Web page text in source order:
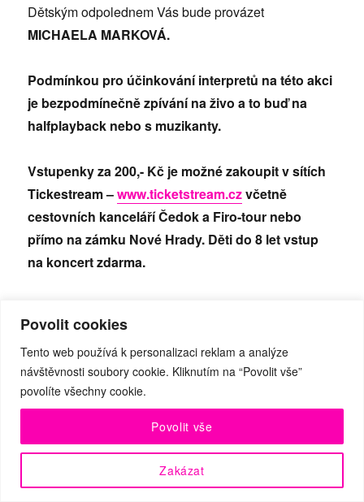
Povolit cookies
Tento web používá k personalizaci reklam a analýze
návštěvnosti soubory cookie. Kliknutím na “Povolit vše”
povolíte všechny cookie.
Zakázat
Povolit vše
Dětským odpolednem Vás bude provázet
MICHAELA MARKOVÁ.
Podmínkou pro účinkování interpretů na této akci
je bezpodmínečně zpívání na živo a to buď na
halfplayback nebo s muzikanty.
Vstupenky za 200,- Kč je možné zakoupit v sítích
Tickestream –www.ticketstream.czvčetně
cestovních kanceláří Čedok a Firo-tour nebo
přímo na zámku Nové Hrady. Děti do 8 let vstup
na koncert zdarma.
KDY: sobota 10. června 2017 – Dětský den zdarma
od 11.00 hodin, koncert od 18.00 hodin